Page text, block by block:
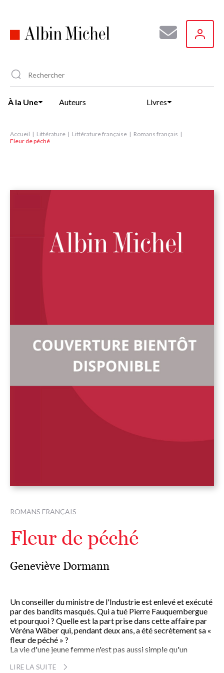
principal
À la Une Auteurs Livres
Accueil Littérature Littérature française
Romans français
Fleur de péché
ROMANS FRANÇAIS
Fleur de péché
Geneviève Dormann
Un conseiller du ministre de l'Industrie est enlevé et exécuté
par des bandits masqués. Qui a tué Pierre Fauquembergue
et pourquoi ? Quelle est la part prise dans cette affaire par
Véréna Wäber qui, pendant deux ans, a été secrètement sa «
fleur de péché » ?
La vie d'une jeune femme n'est pas aussi simple qu'un
commissaire mangeur d'allumettes qui devra trouver la
LIRE LA SUITE